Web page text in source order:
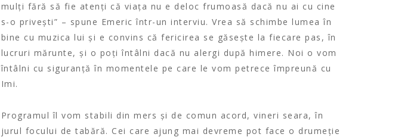
mulți fără să fie atenți că viața nu e deloc frumoasă dacă nu ai cu cine
s-o privești” – spune Emeric într-un interviu. Vrea să schimbe lumea în
bine cu muzica lui și e convins că fericirea se găsește la fiecare pas, în
lucruri mărunte, și o poți întâlni dacă nu alergi după himere. Noi o vom
întâlni cu siguranță în momentele pe care le vom petrece împreună cu
Imi.
Programul îl vom stabili din mers și de comun acord, vineri seara, în
jurul focului de tabără. Cei care ajung mai devreme pot face o drumeție